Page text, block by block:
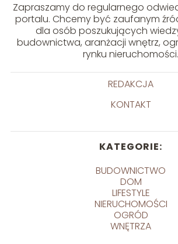
Zapraszamy do regularnego
portalu. Chcemy być zaufanym
dla osób poszukujących
budownictwa, aranżacji wnętrz,
rynku nieruchomości.
REDAKCJA
KONTAKT
KATEGORIE:
BUDOWNICTWO
DOM
LIFESTYLE
NIERUCHOMOŚCI
OGRÓD
WNĘTRZA